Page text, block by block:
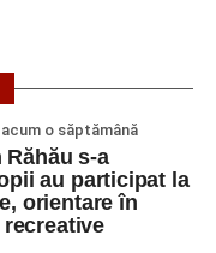
„Lucian
de
acum o săptămână
Răhău s-a
au participat la
orientare în